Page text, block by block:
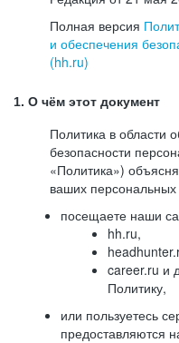
Полная версия
и обеспечения
(hh.ru)
1. О чём этот документ
Политика в области
безопасности
«Политика»)
ваших
посещаете наши
hh.ru,
career.ru и
Политику,
или пользуетесь
предоставляются